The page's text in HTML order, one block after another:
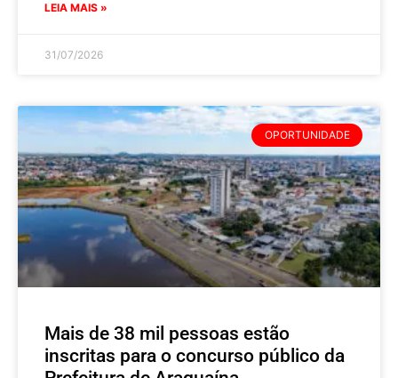
LEIA MAIS »
31/07/2026
OPORTUNIDADE
Mais de 38 mil pessoas estão
inscritas para o concurso público da